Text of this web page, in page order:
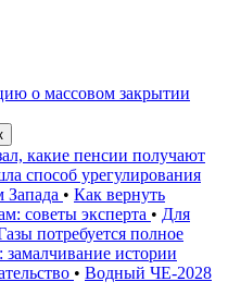
о массовом закрытии
какие пенсии получают
способ урегулирования
Запада • Как вернуть
советы эксперта • Для
потребуется полное
истории
• Водный ЧЕ-2028